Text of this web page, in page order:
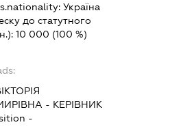
Україна
до статутного
10 000 (100 %)
- КЕРІВНИК
-